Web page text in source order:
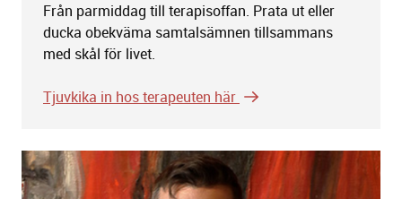
Från parmiddag till terapisoffan. Prata ut eller
ducka obekväma samtalsämnen tillsammans
med skål för livet.
Tjuvkika in hos terapeuten här